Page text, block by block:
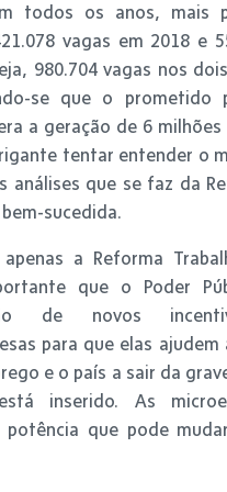
todos os anos, mais
vagas em 2018 e
980.704 vagas nos
se que o prometido
a geração de 6
tentar entender o
análises que se faz da
sucedida.
a Reforma
que o Poder
de novos
para que elas
e o país a sair da
inserido. As
potência que pode